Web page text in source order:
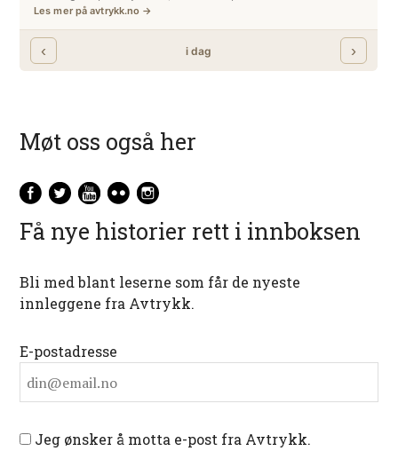
Møt oss også her
Få nye historier rett i innboksen
Bli med blant leserne som får de nyeste
innleggene fra Avtrykk.
E-postadresse
Jeg ønsker å motta e-post fra Avtrykk.